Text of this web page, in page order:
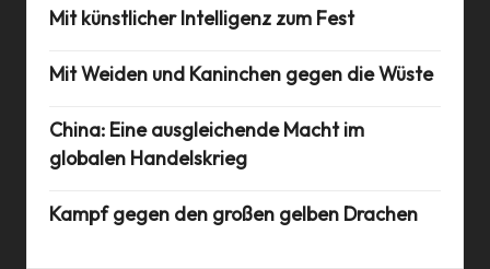
Mit künstlicher Intelligenz zum Fest
Mit Weiden und Kaninchen gegen die Wüste
China: Eine ausgleichende Macht im
globalen Handelskrieg
Kampf gegen den großen gelben Drachen